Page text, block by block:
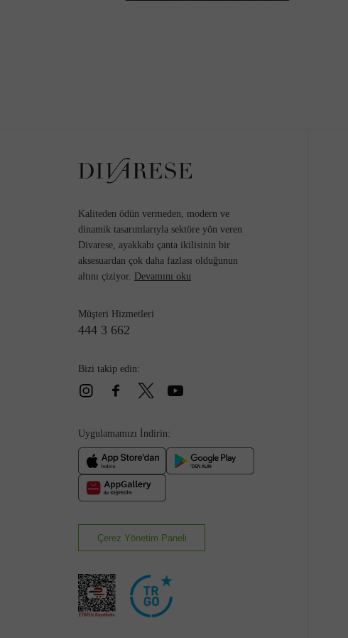
Kaliteden ödün vermeden, modern ve
dinamik tasarımlarıyla sektöre yön veren
Divarese, ayakkabı çanta ikilisinin bir
aksesuardan çok daha fazlası olduğunun
altını çiziyor. Devamını oku
Müşteri Hizmetleri
444 3 662
Bizi takip edin:
Uygulamamızı İndirin:
Çerez Yönetim Paneli